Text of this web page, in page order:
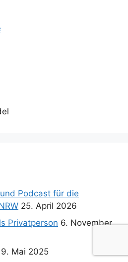
Podcast für die
25. April 2026
Privatperson 6. November
9. Mai 2025